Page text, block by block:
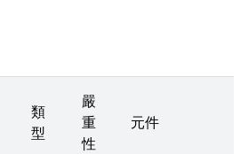
類
型
嚴
重
性
元件